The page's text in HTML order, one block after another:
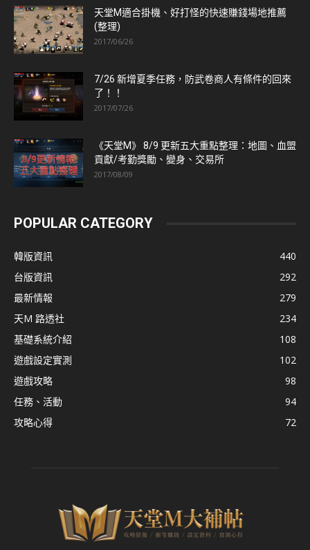
天堂M適合掛機、好打怪的快速賺錢場地推薦
(整理)
2017/06/26
7/26 新增夏季任務，防武卷商人有條件的回來
了！！
2017/07/26
《天堂M》 8/9 更新五大重點整理：地圖、血盟
貢獻/考勤獎勵、變身、交易所
2017/08/09
POPULAR CATEGORY
韓版資訊
440
台版資訊
292
最新情報
279
天M 路透社
234
基礎系統介紹
108
遊戲設定實測
102
遊戲攻略
98
任務、活動
94
攻略心得
72